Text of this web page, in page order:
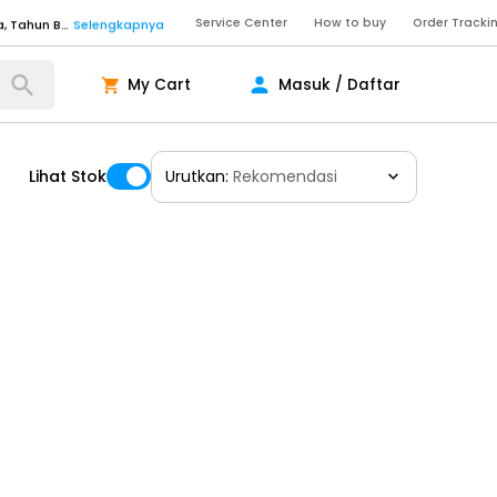
Selengkapnya
Service Center How to buy Order
My Cart Masuk / Daftar
Lihat Stok Urutkan: Rekomendasi